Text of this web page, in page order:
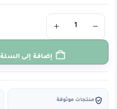
إضافة إلى السلة
منتجات موثوقة